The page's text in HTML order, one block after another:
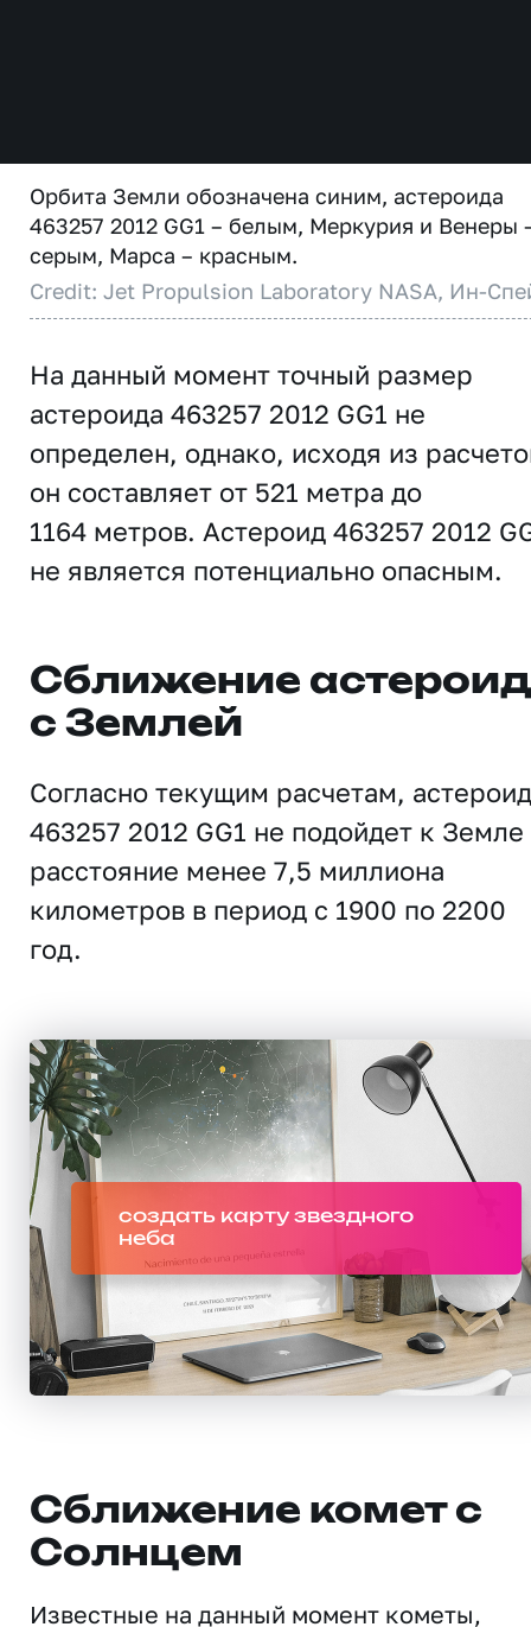
Орбита Земли обозначена синим, астероида
463257 2012 GG1 – белым, Меркурия и Венеры
серым, Марса – красным.
Credit: Jet Propulsion Laboratory NASA, Ин-
На данный момент точный размер
астероида 463257 2012 GG1 не
определен, однако, исходя из
он составляет от 521 метра до
1164 метров. Астероид 463257 2012
не является потенциально опасным.
Сближение
с Землей
Согласно текущим расчетам, астероид
463257 2012 GG1 не подойдет к Земле
расстояние менее 7,5 миллиона
километров в период с 1900 по 2200
год.
создать карту звездного
неба
Сближение комет с
Солнцем
Известные на данный момент кометы,